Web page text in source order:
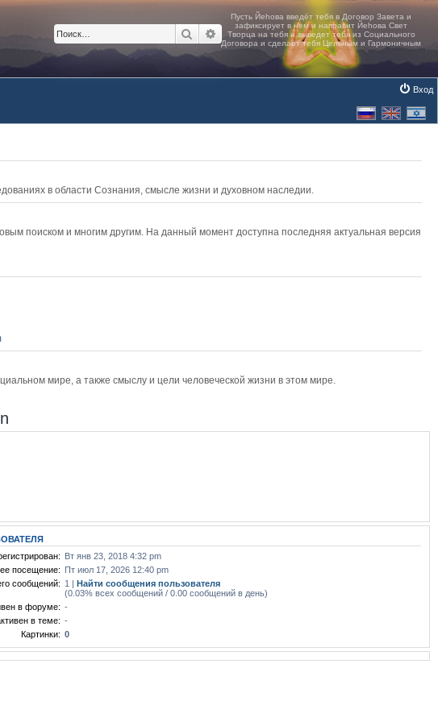
Поиск Расширенный поиск
Вход
в области Сознания, смысле жизни и духовном наследии.
поиском и многим другим. На данный момент доступна последняя актуальная версия
мире, а также смыслу и цели человеческой жизни в этом мире.
Вт янв 23, 2018 4:32 pm
посещение: Пт июл 17, 2026 12:40 pm
сообщений: 1 |Найти сообщения пользователя
(0.03% всех сообщений / 0.00 сообщений в день)
в форуме: -
в теме: -
Картинки: 0